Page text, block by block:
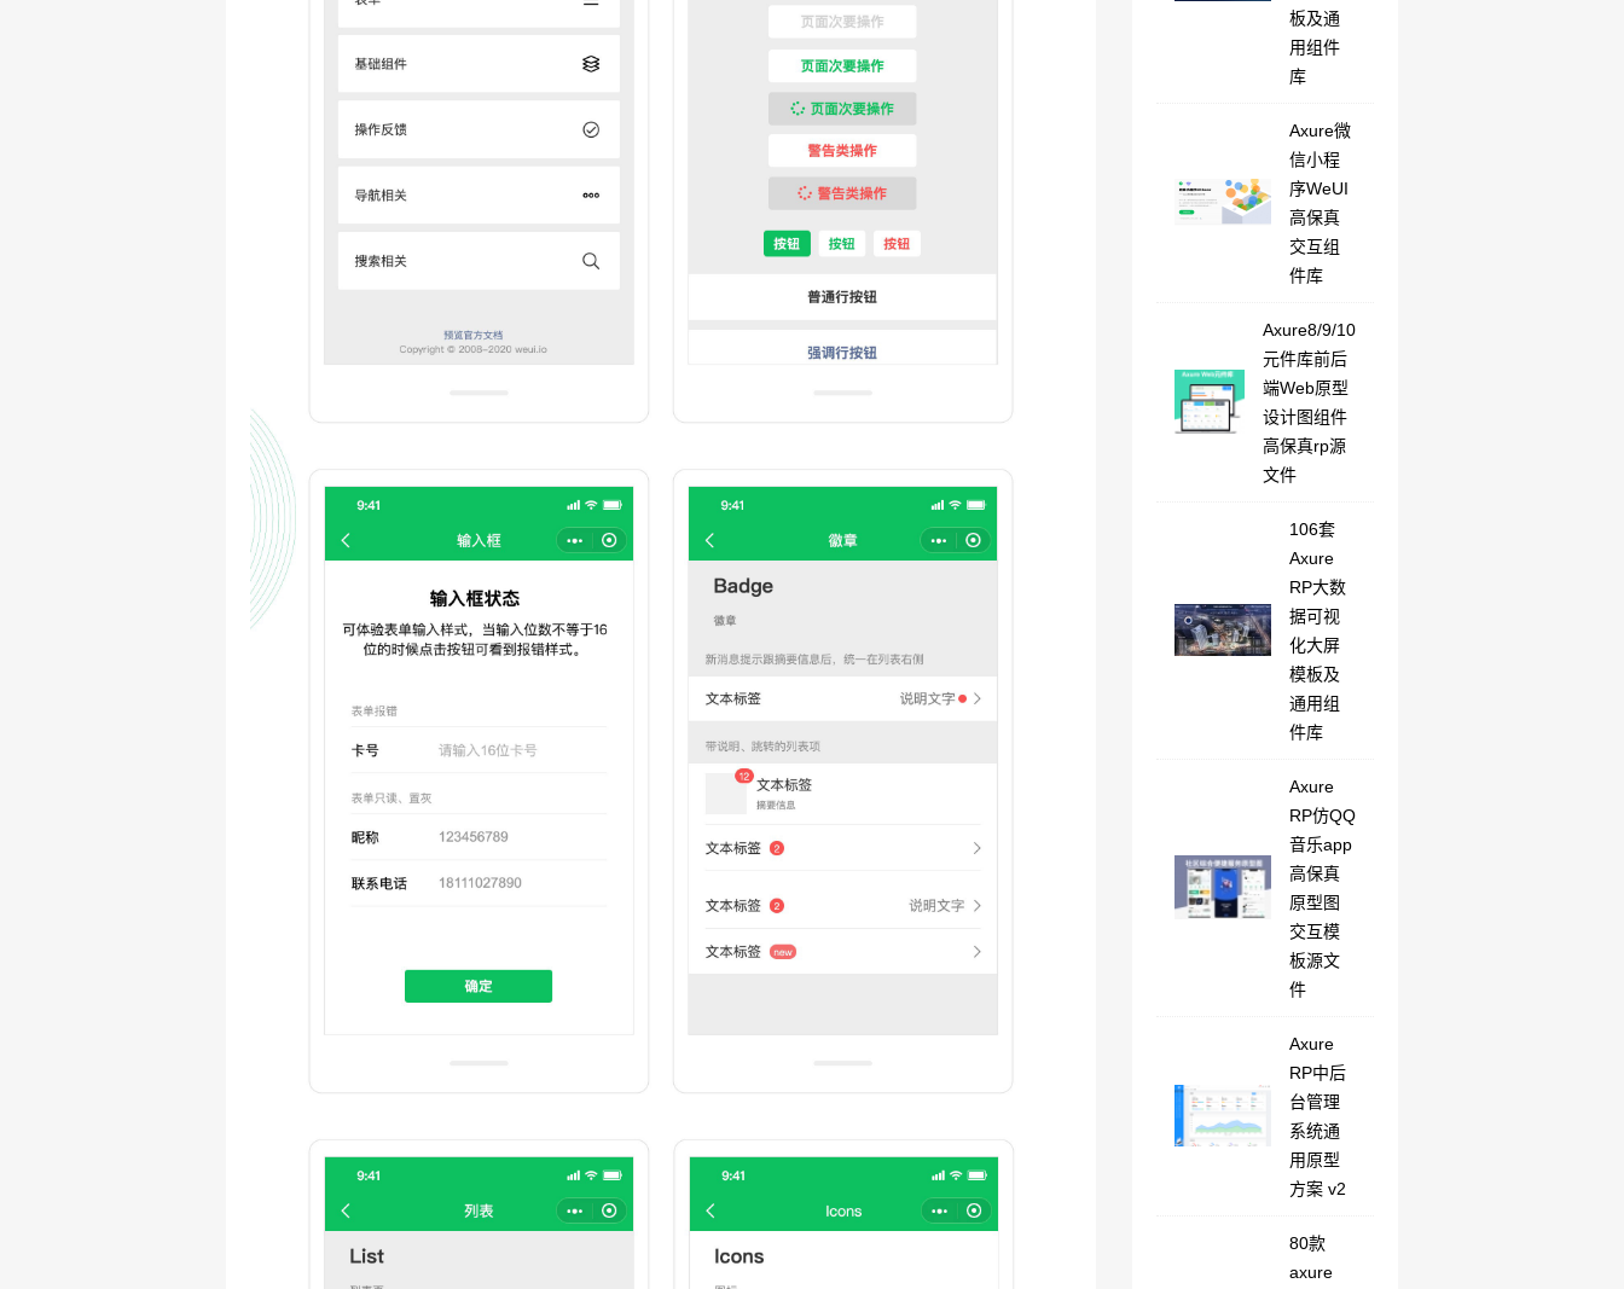
板及通
用组件
库
Axure微
信小程
序WeUI
高保真
交互组
件库
Axure8/9/10
元件库前后
端Web原型
设计图组件
高保真rp源
文件
106套
Axure
RP大数
据可视
化大屏
模板及
通用组
件库
Axure
RP仿QQ
音乐app
高保真
原型图
交互模
板源文
件
Axure
RP中后
台管理
系统通
用原型
方案 v2
80款
axure